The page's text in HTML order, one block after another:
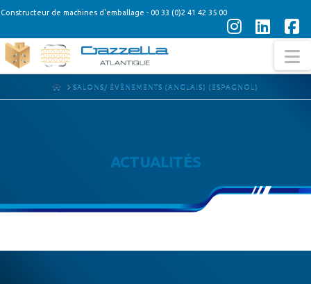
Constructeur de machines d'emballage - 00 33 (0)2 41 42 35 00
Instagram
HOMESALONS/ ÉVÈNEMENTS (ANGLAIS) (ESPAGNOL)
ACTUALITÉS